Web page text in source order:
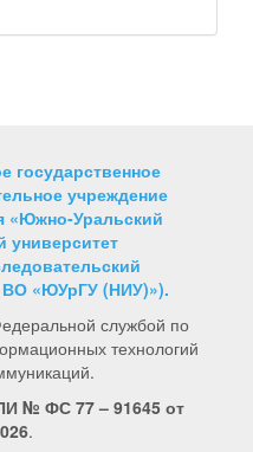
государственное
учреждение
«Южно-Уральский
университет
ВО «ЮУрГУ (НИУ)»).
службой по
технологий
№ ФС 77 – 91645 от
.